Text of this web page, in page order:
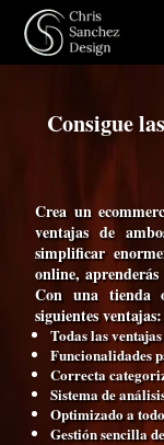
Consigue
Crea un
ventajas de
simplificar
online,
Con una tienda
siguientes ventajas:
Todas las
Funcionalidades
Correcta
Sistema de
Optimizado a
Gestión sencilla